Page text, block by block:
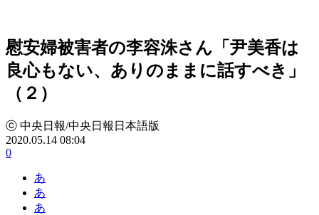
慰安婦被害者の李容洙さん「尹美香は
良心もない、ありのままに話すべき」
（２）
ⓒ 中央日報/中央日報日本語版
2020.05.14 08:04
0
あ
あ
あ